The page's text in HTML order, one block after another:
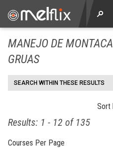
MANEJO DE
GRUAS
SEARCH WITHIN THESE RESULTS
Sort
Results: 1 - 12 of 135
Courses Per Page